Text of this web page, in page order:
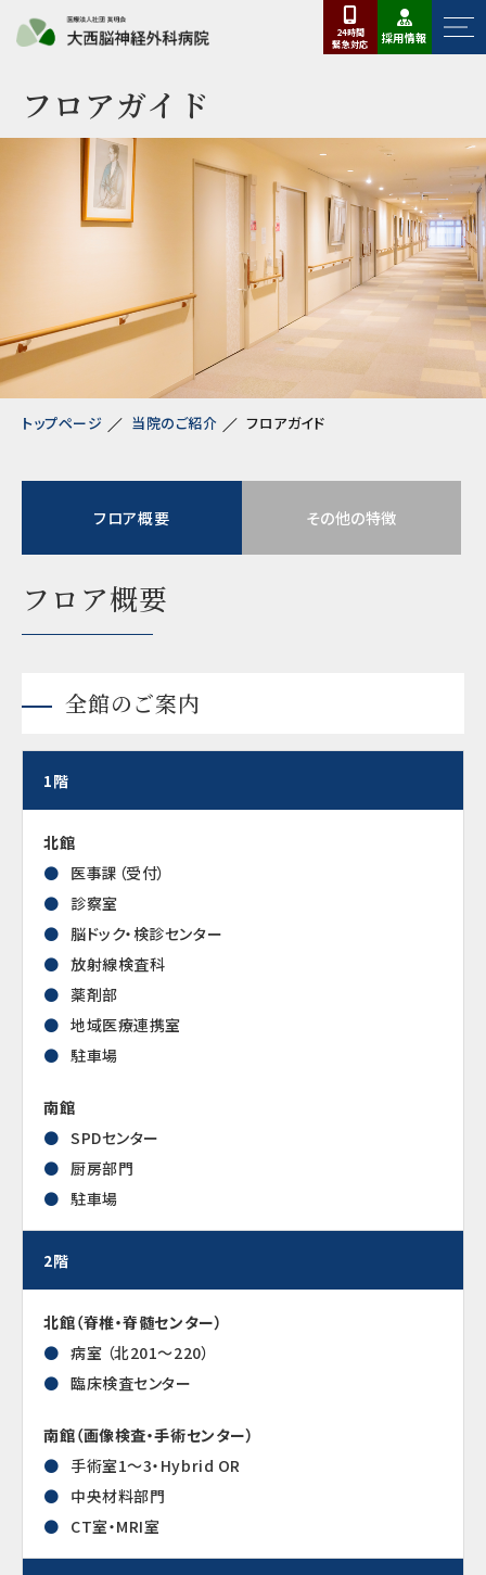
24時間
緊急対応 採用情報
フロアガイド
トップページ 当院のご紹介 フロアガイド
フロア概要 その他の特徴
フロア概要
全館のご案内
1階
北館
医事課（受付）
診察室
脳ドック・検診センター
放射線検査科
薬剤部
地域医療連携室
駐車場
南館
SPDセンター
厨房部門
駐車場
2階
北館（脊椎・脊髄センター）
病室 （北201～220）
臨床検査センター
南館（画像検査・手術センター）
手術室1～3・Hybrid OR
中央材料部門
CT室・MRI室